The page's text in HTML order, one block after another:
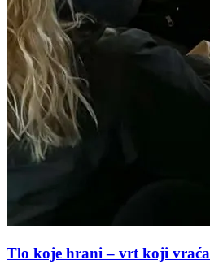
Tlo koje hrani – vrt koji vraća